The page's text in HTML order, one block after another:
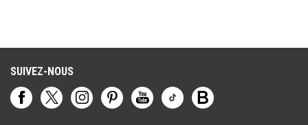
SUIVEZ-NOUS